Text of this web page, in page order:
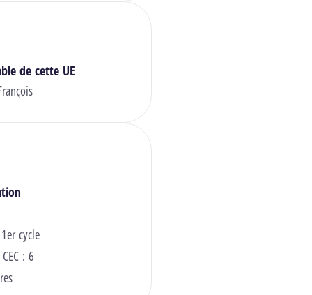
de cette UE
cycle
: 6